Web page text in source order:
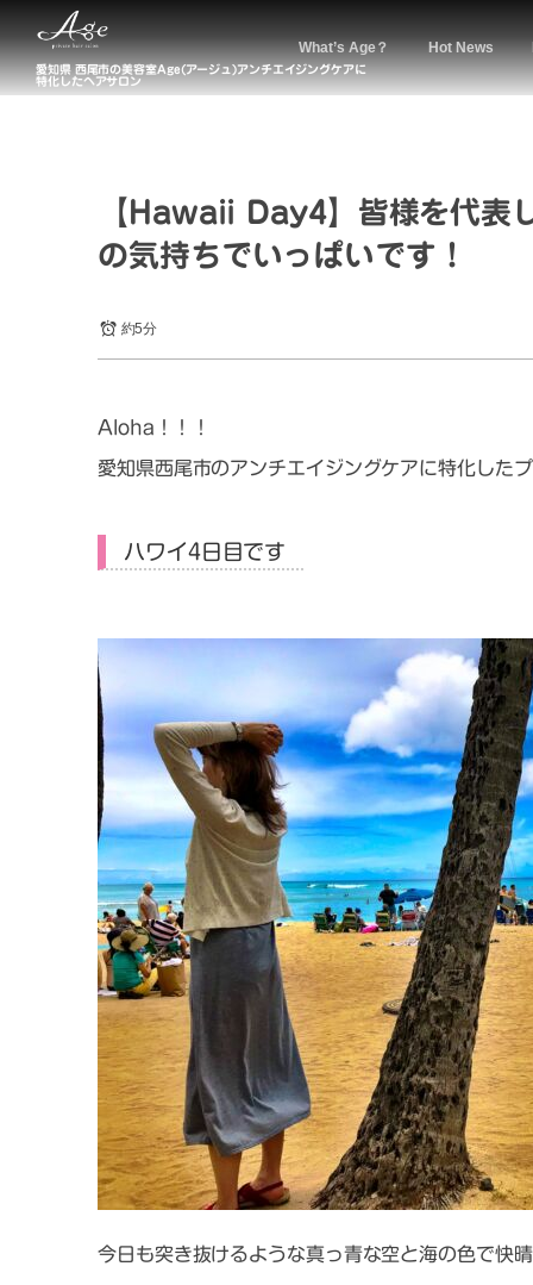
愛知県 西尾市の美容室Age(アージュ)アンチエイジングケアに
特化したヘアサロン
What’s Age？ Hot News
【Hawaii Day4】皆様を代表
の気持ちでいっぱいです！
約5分
Aloha！！！
愛知県西尾市のアンチエイジングケアに特化した
ハワイ4日目です
今日も突き抜けるような真っ青な空と海の色で快